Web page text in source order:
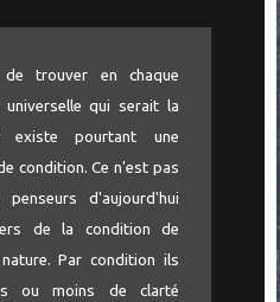
trouver en chaque
universelle qui serait la
existe pourtant une
condition. Ce n'est pas
d'aujourd'hui
de la condition de
Par condition ils
ou moins de clarté